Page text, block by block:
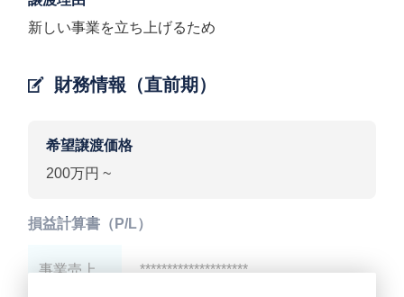
新しい事業を立ち上げるため
財務情報（直前期）
希望譲渡価格
200万円 ~
損益計算書（P/L）
事業売上 ********************